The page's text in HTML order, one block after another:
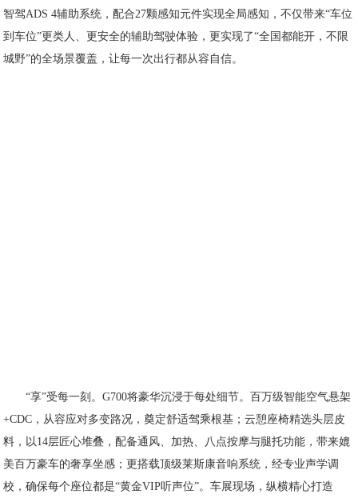
智驾ADS 4辅助系统，配合27颗感知元件实现全局感知，不仅带来“车位
到车位”更类人、更安全的辅助驾驶体验，更实现了“全国都能开，不限
城野”的全场景覆盖，让每一次出行都从容自信。
“享”受每一刻。G700将豪华沉浸于每处细节。百万级智能空气悬架
+CDC，从容应对多变路况，奠定舒适驾乘根基；云憩座椅精选头层皮
料，以14层匠心堆叠，配备通风、加热、八点按摩与腿托功能，带来媲
美百万豪车的奢享坐感；更搭载顶级莱斯康音响系统，经专业声学调
校，确保每个座位都是“黄金VIP听声位”。车展现场，纵横精心打造